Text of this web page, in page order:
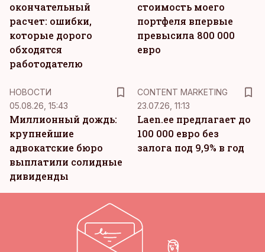
окончательный
расчет: ошибки,
которые дорого
обходятся
работодателю
стоимость моего
портфеля впервые
превысила 800 000
евро
НОВОСТИ
05.08.26, 15:43
Миллионный дождь:
крупнейшие
адвокатские бюро
выплатили солидные
дивиденды
CONTENT MARKETING
23.07.26, 11:13
Laen.ee предлагает до
100 000 евро без
залога под 9,9% в год